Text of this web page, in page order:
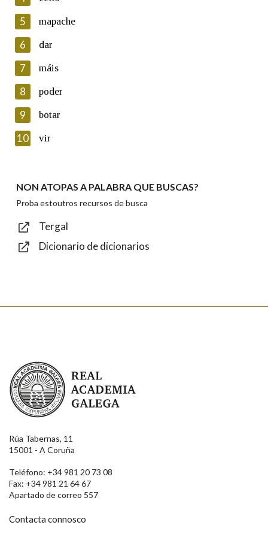
Lin e acepto as condicións da política de
Introduce o código que aparece na imaxe:
Texto de verificación
Enviar
5 mapache
6 dar
7 máis
8 poder
9 botar
10 vir
NON ATOPAS A PALABRA QUE BUSCAS?
Proba estoutros recursos de busca
Tergal
Dicionario de dicionarios
Real Academia Galega
Rúa Tabernas, 11
15001 - A Coruña
Teléfono: +34 981 20 73 08
Fax: +34 981 21 64 67
Apartado de correo 557
Contacta connosco